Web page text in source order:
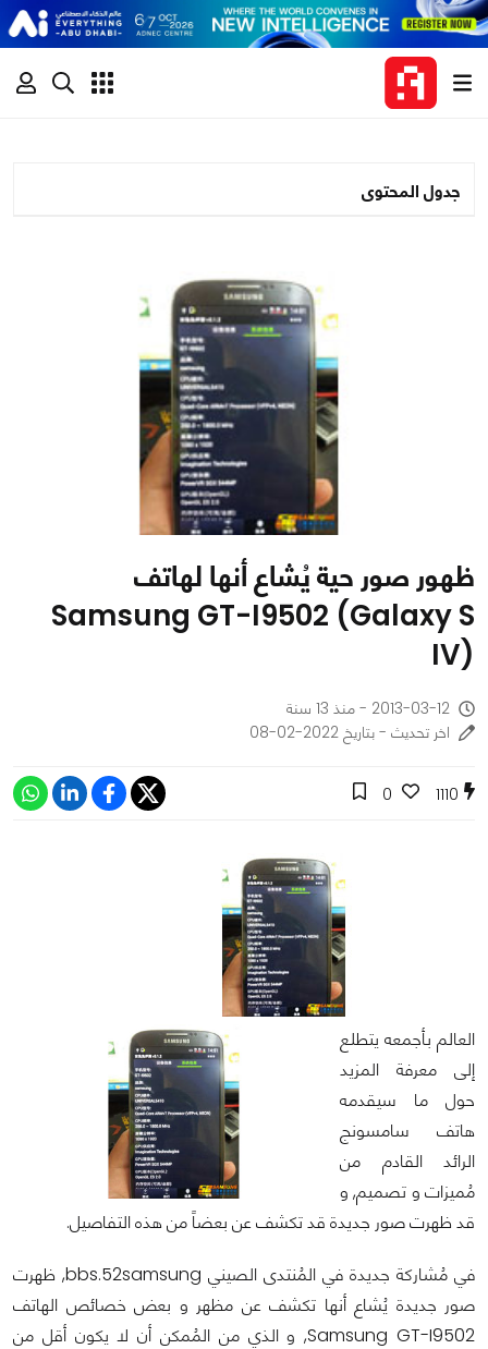
جدول المحتوى
ظهور صور حية يُشاع أنها لهاتف
Samsung GT-I9502 (Galaxy S
IV)
2013-03-12 - منذ 13 سنة
اخر تحديث - بتاريخ 2022-02-08
1110
0
العالم بأجمعه يتطلع
إلى معرفة المزيد
حول ما سيقدمه
هاتف سامسونج
الرائد القادم من
مُميزات و تصميم, و
قد ظهرت صور جديدة قد تكشف عن بعضاً من هذه التفاصيل.
في مُشاركة جديدة في المُنتدى الصيني bbs.52samsung, ظهرت
صور جديدة يُشاع أنها تكشف عن مظهر و بعض خصائص الهاتف
Samsung GT-I9502, و الذي من المُمكن أن لا يكون أقل من